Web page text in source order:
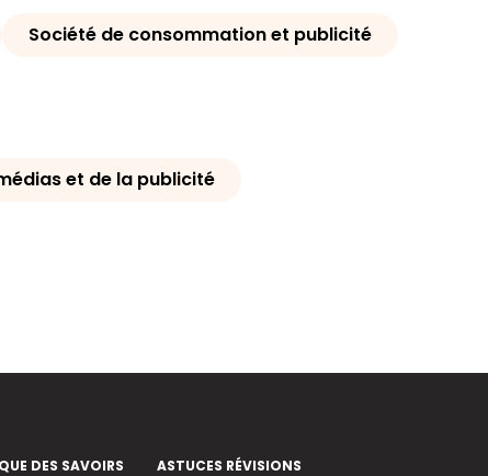
Société de consommation et publicité
et de la publicité
DES SAVOIRS
ASTUCES RÉVISIONS